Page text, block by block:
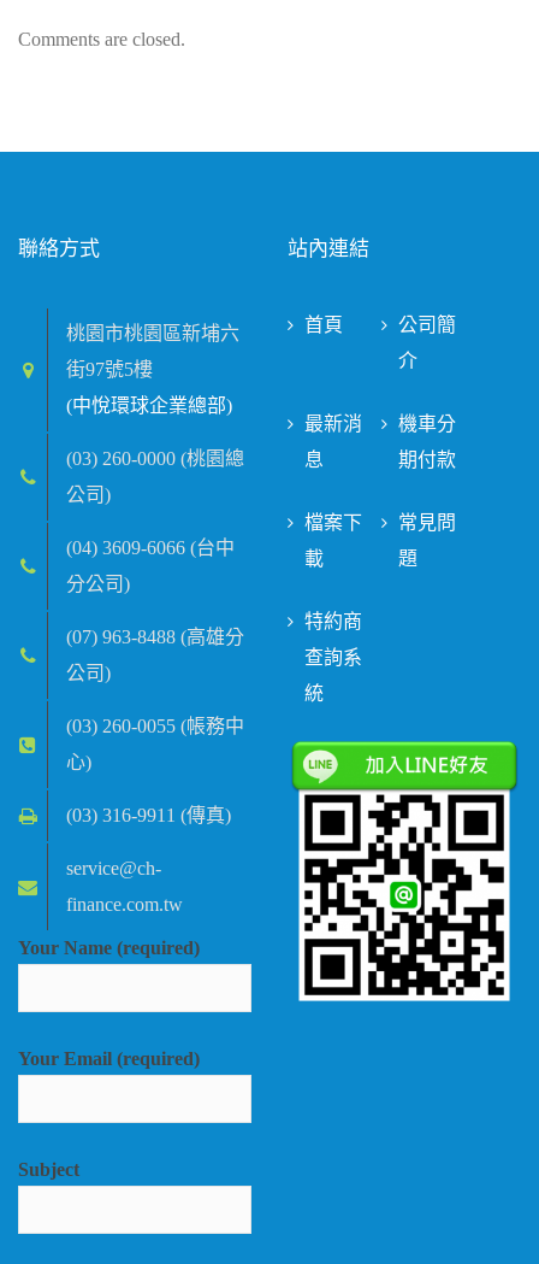
Comments are closed.
聯絡方式
桃園市桃園區新埔六
街97號5樓
(中悅環球企業總部)
(03) 260-0000 (桃園總
公司)
(04) 3609-6066 (台中
分公司)
(07) 963-8488 (高雄分
公司)
(03) 260-0055 (帳務中
心)
(03) 316-9911 (傳真)
service@ch-
finance.com.tw
Your Name (required)
Your Email (required)
Subject
站內連結
首頁
公司簡
介
最新消
息
機車分
期付款
檔案下
載
常見問
題
特約商
查詢系
統